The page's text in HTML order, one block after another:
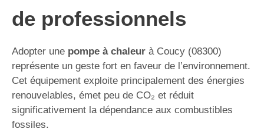
de professionnels
Adopter une pompe à chaleur à Coucy (08300)
représente un geste fort en faveur de l’environnement.
Cet équipement exploite principalement des énergies
renouvelables, émet peu de CO₂ et réduit
significativement la dépendance aux combustibles
fossiles.